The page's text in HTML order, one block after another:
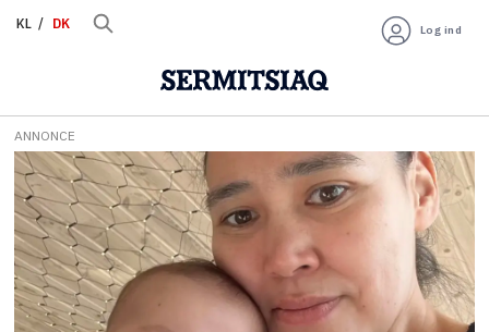
KL DK Log ind
Tag:
thisted
kommune
ANNONCE